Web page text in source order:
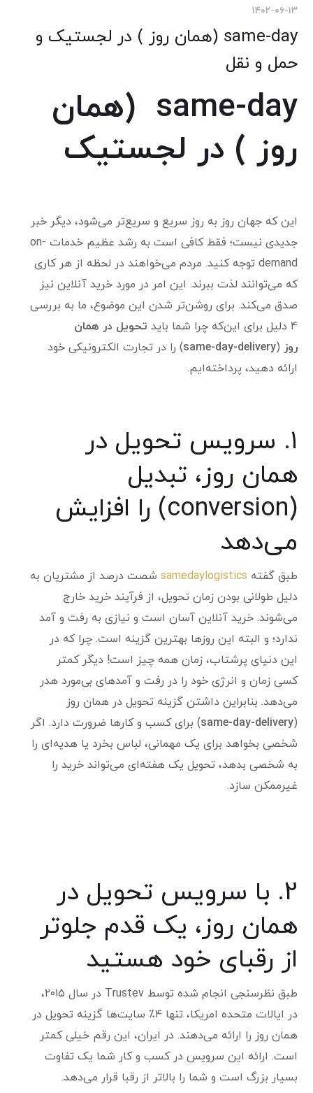
۱۴۰۲-۰۶-۱۳
same-day (همان روز ) در لجستیک و
حمل و نقل
same-day (همان
روز ) در لجستیک
این که جهان روز به روز سریع و سریع‌تر می‌شود، دیگر خبر
جدیدی نیست؛ فقط کافی است به رشد عظیم خدمات on-
demand توجه کنید. مردم می‌خواهند در لحظه از هر کاری
که می‌توانند لذت ببرند. این امر در مورد خرید آنلاین نیز
صدق می‌کند. برای روشن‌تر شدن این موضوع، ما به بررسی
4 دلیل برای این‌که چرا شما باید
تحویل در همان
روز (
same-day-delivery) را در تجارت الکترونیکی خود
ارائه دهید، پرداخته‌ایم.
۱. سرویس تحویل در
همان روز، تبدیل
(conversion) را افزایش
می‌دهد
طبق گفته
شصت درصد از مشتریان به
دلیل طولانی بودن زمان تحویل، از فرآیند خرید خارج
می‌شوند. خرید آنلاین آسان است و نیازی به رفت و آمد
ندارد؛ و البته این روزها بهترین گزینه است. چرا که در
این دنیای پرشتاب، زمان همه چیز است! دیگر کمتر
کسی زمان و انرژی خود را در رفت و آمدهای بی‌مورد هدر
می‌دهد. بنابراین داشتن گزینه تحویل در همان روز
(
same-day-delivery) برای کسب و کارها ضرورت دارد. اگر
شخصی بخواهد برای یک مهمانی، لباس بخرد یا هدیه‌ای را
به شخصی بدهد، تحویل یک هفته‌ای می‌تواند خرید را
غیرممکن سازد.
2. با سرویس تحویل در
همان روز، یک قدم جلوتر
از رقبای خود هستید
طبق نظرسنجی انجام شده توسط Trustev در سال ۲۰۱۵،
در ایالات متحده امریکا، تنها ۴٪ سایت‌ها گزینه تحویل در
همان روز را ارائه می‌دهند. در ایران، این رقم خیلی کمتر
است. ارائه این سرویس در کسب و کار شما یک تفاوت
بسیار بزرگ است و شما را بالاتر از رقبا قرار می‌دهد.